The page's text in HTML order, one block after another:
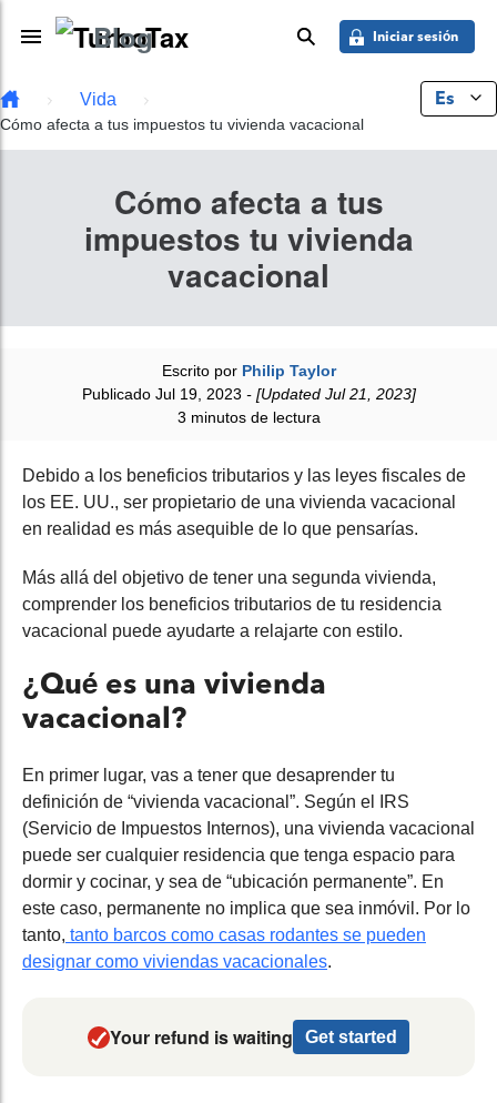
Skip to main content
Toggle Navigation
Blog buscar Iniciar sesión
Vida
Cómo afecta a tus impuestos tu vivienda vacacional
Es
Cómo afecta a tus
impuestos tu vivienda
vacacional
Escrito por Philip Taylor
Publicado Jul 19, 2023 - [Updated Jul 21, 2023]
3 minutos de lectura
Debido a los beneficios tributarios y las leyes fiscales de
los EE. UU., ser propietario de una vivienda vacacional
en realidad es más asequible de lo que pensarías.
Más allá del objetivo de tener una segunda vivienda,
comprender los beneficios tributarios de tu residencia
vacacional puede ayudarte a relajarte con estilo.
¿Qué es una vivienda
vacacional?
En primer lugar, vas a tener que desaprender tu
definición de “vivienda vacacional”. Según el IRS
(Servicio de Impuestos Internos), una vivienda vacacional
puede ser cualquier residencia que tenga espacio para
dormir y cocinar, y sea de “ubicación permanente”. En
este caso, permanente no implica que sea inmóvil. Por lo
tanto, tanto barcos como casas rodantes se pueden
designar como viviendas vacacionales.
Your refund is waiting Get started